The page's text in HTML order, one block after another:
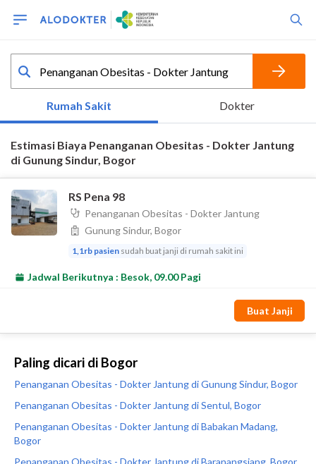
Paling dicari di Bogor
Penanganan Obesitas - Dokter Jantung di Gunung Sindur, Bogor
Penanganan Obesitas - Dokter Jantung di Sentul, Bogor
Penanganan Obesitas - Dokter Jantung di Babakan Madang,
Bogor
Penanganan Obesitas - Dokter Jantung di Baranangsiang, Bogor